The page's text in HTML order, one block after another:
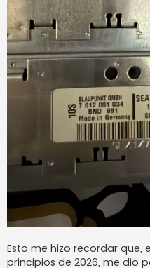
Esto me hizo recordar que,
principios de 2026, me dio